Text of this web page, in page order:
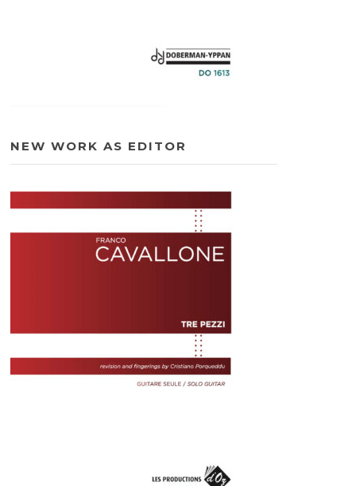
NEW WORK AS EDITOR